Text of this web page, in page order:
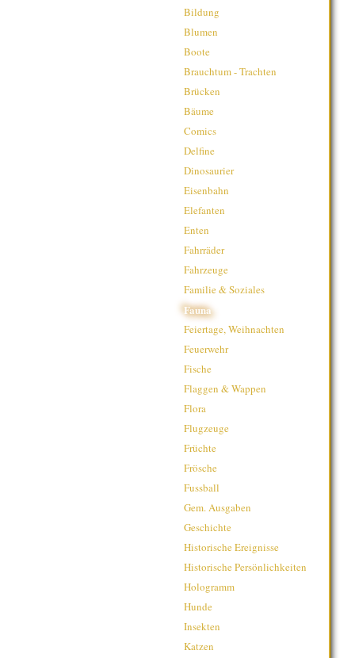
Bildung
Blumen
Boote
Brauchtum - Trachten
Brücken
Bäume
Comics
Delfine
Dinosaurier
Eisenbahn
Elefanten
Enten
Fahrräder
Fahrzeuge
Familie & Soziales
Fauna
Feiertage, Weihnachten
Feuerwehr
Fische
Flaggen & Wappen
Flora
Flugzeuge
Früchte
Frösche
Fussball
Gem. Ausgaben
Geschichte
Historische Ereignisse
Historische Persönlichkeiten
Hologramm
Hunde
Insekten
Katzen